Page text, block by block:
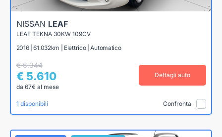
NISSAN LEAF
LEAF TEKNA 30KW 109CV
2016 | 61.032km | Elettrico | Automatico
€ 6.344
€ 5.610
da 67€ al mese
Dettagli auto
1 disponibili Confronta